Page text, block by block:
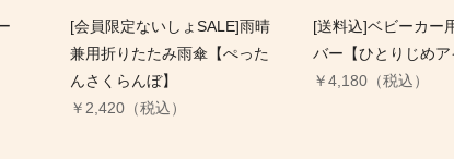
[会員限定ないしょSALE]雨晴
兼用折りたたみ雨傘【ぺった
んさくらんぼ】
￥2,420（税込）
[送料込]ベビーカー
バー【ひとりじめア
￥4,180（税込）